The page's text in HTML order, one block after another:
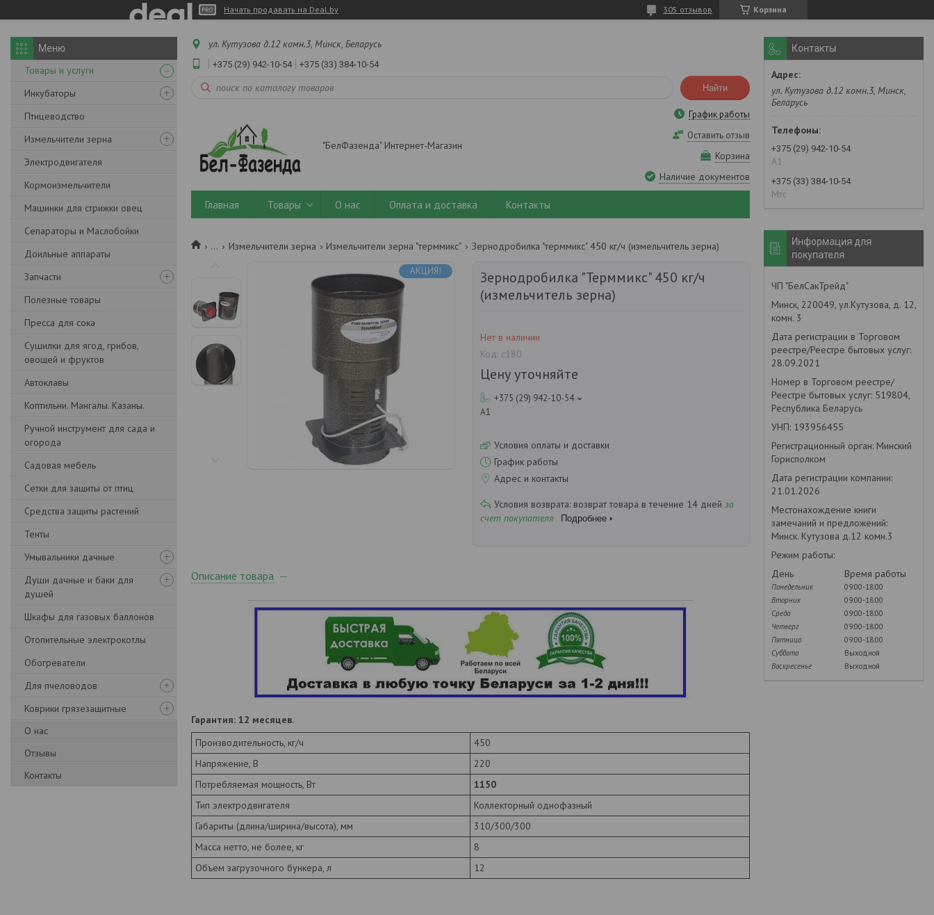
Начать продавать на Deal.by Корзина
305 отзывов
Товары и услуги
Инкубаторы
Птицеводство
Измельчители зерна
Электродвигателя
Кормоизмельчители
Машинки для стрижки овец
Сепараторы и Маслобойки
Доильные аппараты
Запчасти
Полезные товары
Пресса для сока
Сушилки для ягод, грибов,
овощей и фруктов
Автоклавы
Коптильни. Мангалы. Казаны.
Ручной инструмент для сада и
огорода
Садовая мебель
Сетки для защиты от птиц
Средства защиты растений
Тенты
Умывальники дачные
Души дачные и баки для
душей
Шкафы для газовых баллонов
Отопительные электрокотлы
Обогреватели
Для пчеловодов
Коврики грязезащитные
О нас
Отзывы
Контакты
ул. Кутузова д.12 комн.3, Минск, Беларусь
+375 (29) 942-10-54 +375 (33) 384-10-54
Найти
"БелФазенда" Интернет-Магазин
График работы
Оставить отзыв
Корзина
Наличие документов
Главная Товары О нас Оплата и доставка Контакты
... Измельчители зерна Измельчители зерна "терммикс" Зернодробилка "терммикс" 450 кг/ч (измельчитель зерна)
АКЦИЯ!
Зернодробилка "Терммикс" 450 кг/ч
(измельчитель зерна)
Нет в наличии
Код: с180
Цену уточняйте
+375 (29) 942-10-54
А1
Условия оплаты и доставки
График работы
Адрес и контакты
возврат товара в течение 14 дней за
счет покупателя
Подробнее
Описание товара
Гарантия: 12 месяцев.
Производительность, кг/ч
450
Напряжение, В
220
Потребляемая мощность, Вт
1150
Тип электродвигателя
Коллекторный однофазный
Габариты (длина/ширина/высота), мм
310/300/300
Масса нетто, не более, кг
8
Объем загрузочного бункера, л
12
Контакты
ул. Кутузова д.12 комн.3, Минск,
Беларусь
+375 (29) 942-10-54
А1
+375 (33) 384-10-54
Мтс
Информация для
покупателя
ЧП "БелСакТрейд"
Минск, 220049, ул.Кутузова, д. 12,
комн. 3
Дата регистрации в Торговом
реестре/Реестре бытовых услуг:
28.09.2021
Номер в Торговом реестре/
Реестре бытовых услуг: 519804,
Республика Беларусь
УНП: 193956455
Регистрационный орган: Минский
Горисполком
Дата регистрации компании:
21.01.2026
Местонахождение книги
замечаний и предложений:
Минск. Кутузова д.12 комн.3
Режим работы:
День
Время работы
Понедельник
09:00-18:00
Вторник
09:00-18:00
Среда
09:00-18:00
Четверг
09:00-18:00
Пятница
09:00-18:00
Суббота
Выходной
Воскресенье
Выходной